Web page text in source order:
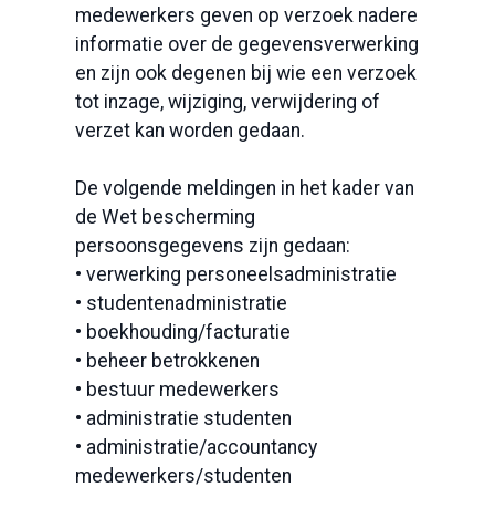
medewerkers geven op verzoek nadere
informatie over de gegevensverwerking
en zijn ook degenen bij wie een verzoek
tot inzage, wijziging, verwijdering of
verzet kan worden gedaan.
De volgende meldingen in het kader van
de Wet bescherming
persoonsgegevens zijn gedaan:
• verwerking personeelsadministratie
• studentenadministratie
• boekhouding/facturatie
• beheer betrokkenen
• bestuur medewerkers
• administratie studenten
• administratie/accountancy
medewerkers/studenten